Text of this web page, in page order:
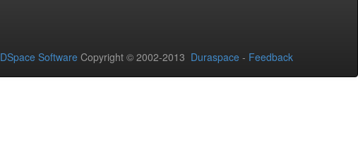
DSpace Software Copyright © 2002-2013 Duraspace - Feedback